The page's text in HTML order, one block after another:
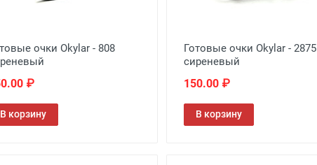
очки Okylar - 808
₽
В корзину
Готовые очки Okylar - 2875
сиреневый
150.00 ₽
В корзину